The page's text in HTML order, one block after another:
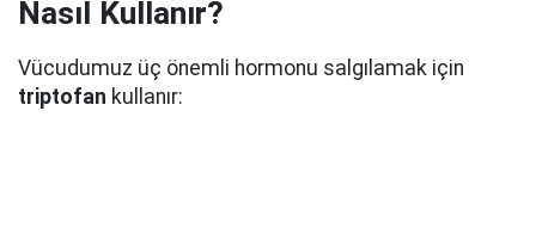
Nasıl Kullanır?
Vücudumuz üç önemli hormonu salgılamak için
triptofan kullanır: